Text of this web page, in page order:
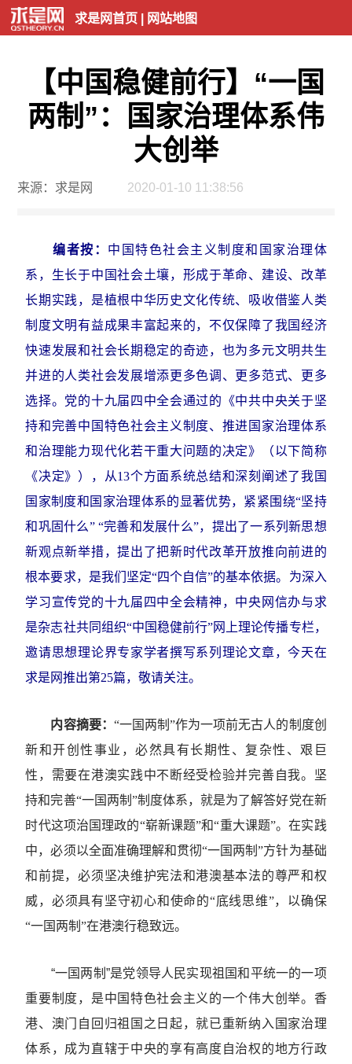
求是网首页| 网站地图
【中国稳健前行】“一国
两制”：国家治理体系伟
大创举
来源：求是网 2020-01-10 11:38:56
编者按： 中国特色社会主义制度和国家治理体
系，生长于中国社会土壤，形成于革命、建设、改革
长期实践，是植根中华历史文化传统、吸收借鉴人类
制度文明有益成果丰富起来的，不仅保障了我国经济
快速发展和社会长期稳定的奇迹，也为多元文明共生
并进的人类社会发展增添更多色调、更多范式、更多
选择。党的十九届四中全会通过的《中共中央关于坚
持和完善中国特色社会主义制度、推进国家治理体系
和治理能力现代化若干重大问题的决定》（以下简称
《决定》），从13个方面系统总结和深刻阐述了我国
国家制度和国家治理体系的显著优势，紧紧围绕“坚持
和巩固什么” “完善和发展什么”，提出了一系列新思想
新观点新举措，提出了把新时代改革开放推向前进的
根本要求，是我们坚定“四个自信”的基本依据。为深入
学习宣传党的十九届四中全会精神，中央网信办与求
是杂志社共同组织“中国稳健前行”网上理论传播专栏，
邀请思想理论界专家学者撰写系列理论文章，今天在
求是网推出第25篇，敬请关注。
内容摘要： “一国两制”作为一项前无古人的制度创
新和开创性事业，必然具有长期性、复杂性、艰巨
性，需要在港澳实践中不断经受检验并完善自我。坚
持和完善“一国两制”制度体系，就是为了解答好党在新
时代这项治国理政的“崭新课题”和“重大课题”。在实践
中，必须以全面准确理解和贯彻“一国两制”方针为基础
和前提，必须坚决维护宪法和港澳基本法的尊严和权
威，必须具有坚守初心和使命的“底线思维”，以确保
“一国两制”在港澳行稳致远。
“一国两制”是党领导人民实现祖国和平统一的一项
重要制度，是中国特色社会主义的一个伟大创举。香
港、澳门自回归祖国之日起，就已重新纳入国家治理
体系，成为直辖于中央的享有高度自治权的地方行政